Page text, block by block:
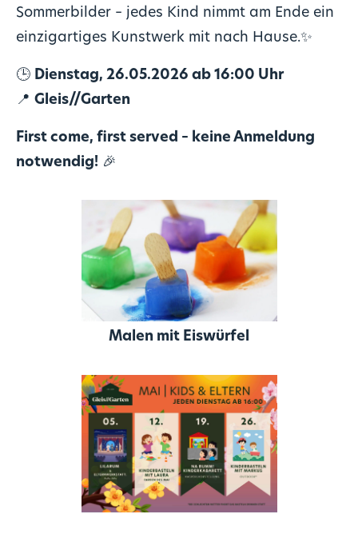
Sommerbilder – jedes Kind nimmt am Ende ein
einzigartiges Kunstwerk mit nach Hause.✨
🕒 Dienstag, 26.05.2026 ab 16:00 Uhr
📍 Gleis//Garten
First come, first served – keine Anmeldung
notwendig! 🎉
Malen mit Eiswürfel